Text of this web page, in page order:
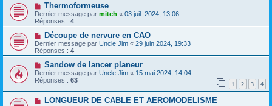
Thermoformeuse
Dernier message par mitch « 03 juil. 2024, 13:06
Réponses : 4
Découpe de nervure en CAO
Dernier message par Uncle Jim « 29 juin 2024, 19:33
Réponses : 4
Sandow de lancer planeur
Dernier message par Uncle Jim « 15 mai 2024, 14:04
Réponses : 63 1 2 3 4
LONGUEUR DE CABLE ET AEROMODELISME